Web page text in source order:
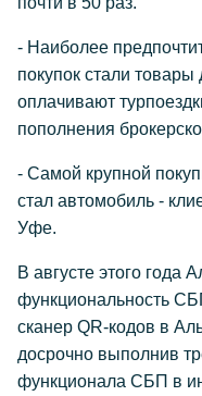
- Наиболее
покупок стали
оплачивают
пополнения
- Самой крупной
стал автомобиль -
Уфе.
В августе этого года
функциональность
сканер QR-кодов в
досрочно выполнив
функционала СБП в